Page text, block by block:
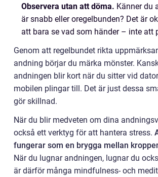
Observera utan att döma. Känner du
är snabb eller oregelbunden? Det är
att bara se vad som händer – inte att
Genom att regelbundet rikta
andning börjar du märka mönster.
andningen blir kort när du sitter vid
mobilen plingar till. Det är just dessa
gör skillnad.
När du blir medveten om dina
också ett verktyg för att hantera stress.
fungerar som en brygga mellan
När du lugnar andningen, lugnar du
är därför många mindfulness- och